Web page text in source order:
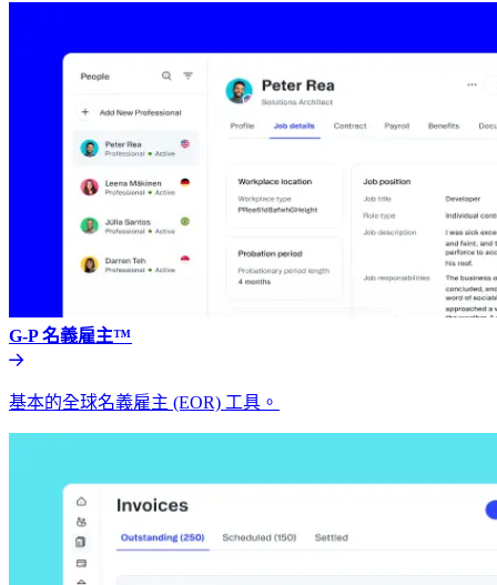
G-P 名義雇主™​​
基本的全球名義雇主 (EOR) 工具。​​